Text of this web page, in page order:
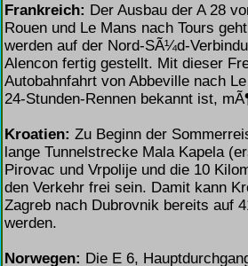
Frankreich: Der Ausbau der A 28
Rouen und Le Mans nach Tours
werden auf der Nord-SÃ¼d-
Alencon fertig gestellt. Mit dieser
Autobahnfahrt von Abbeville nach
24-Stunden-Rennen bekannt ist,
Kroatien: Zu Beginn der
lange Tunnelstrecke Mala Kapela
Pirovac und Vrpolije und die 10
den Verkehr frei sein. Damit kann
Zagreb nach Dubrovnik bereits auf
werden.
Norwegen: Die E 6,